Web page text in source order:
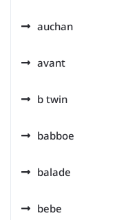
auchan
avant
b twin
babboe
balade
bebe